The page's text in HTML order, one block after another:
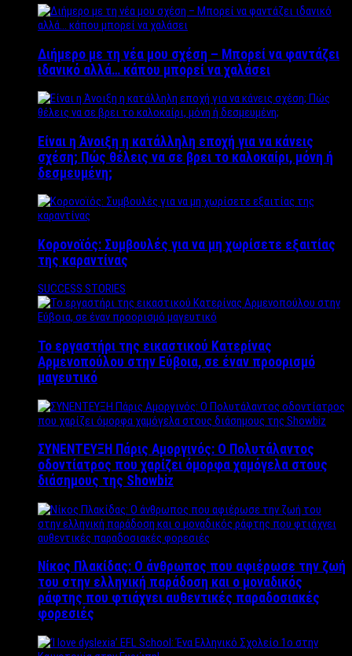
Διήμερο με τη νέα μου σχέση – Μπορεί να φαντάζει
ιδανικό αλλά… κάπου μπορεί να χαλάσει
Είναι η Άνοιξη η κατάλληλη εποχή για να κάνεις
σχέση; Πώς θέλεις να σε βρει το καλοκαίρι, μόνη ή
δεσμευμένη;
Κορονοϊός: Συμβουλές για να μη χωρίσετε εξαιτίας
της καραντίνας
SUCCESS STORIES
Το εργαστήρι της εικαστικού Κατερίνας
Αρμενοπούλου στην Εύβοια, σε έναν προορισμό
μαγευτικό
ΣΥΝΕΝΤΕΥΞΗ Πάρις Αμοργινός: O Πολυτάλαντος
οδοντίατρος που χαρίζει όμορφα χαμόγελα στους
διάσημους της Showbiz
Νίκος Πλακίδας: O άνθρωπος που αφιέρωσε την ζωή
του στην ελληνική παράδοση και ο μοναδικός
ράφτης που φτιάχνει αυθεντικές παραδοσιακές
φορεσιές